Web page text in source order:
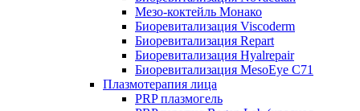
Мезо-коктейль Монако
Биоревитализация Viscoderm
Биоревитализация Repart
Биоревитализация Hyalrepair
Биоревитализация MesoEye C71
Плазмотерапия лица
PRP плазмогель